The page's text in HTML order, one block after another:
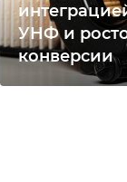
УНФ и
конверсии